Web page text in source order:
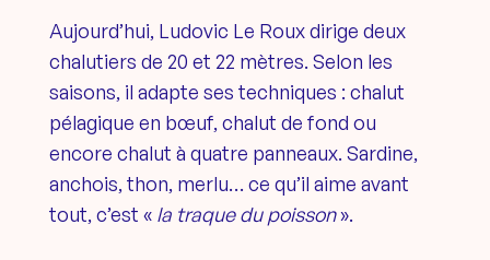
Aujourd’hui, Ludovic Le Roux dirige deux
chalutiers de 20 et 22 mètres. Selon les
saisons, il adapte ses techniques : chalut
pélagique en bœuf, chalut de fond ou
encore chalut à quatre panneaux. Sardine,
anchois, thon, merlu… ce qu’il aime avant
tout, c’est « la traque du poisson».